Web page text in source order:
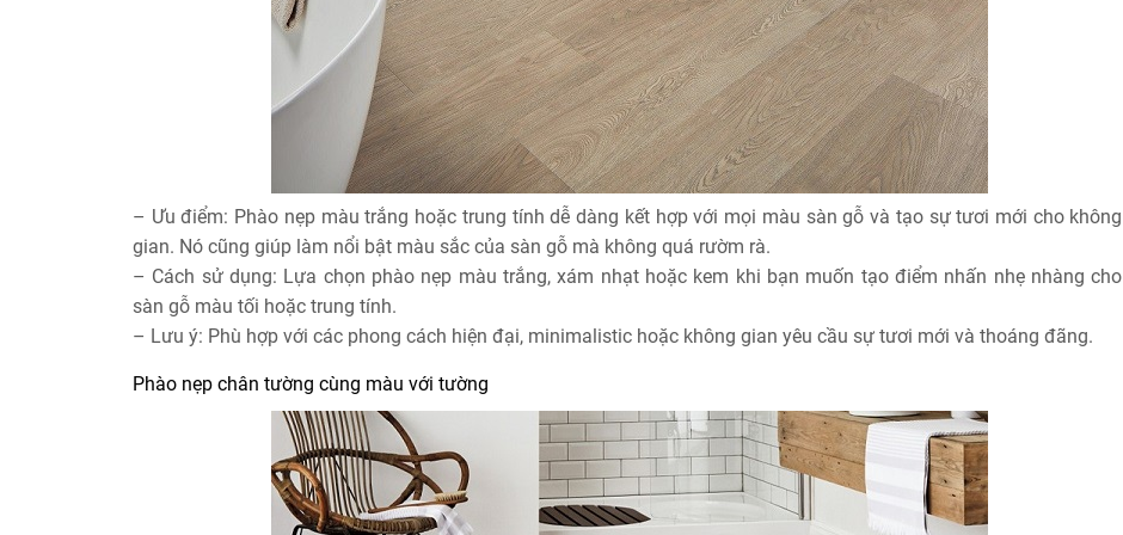
– Ưu điểm: Phào nẹp màu trắng hoặc trung tính dễ dàng kết hợp với mọi màu sàn gỗ và tạo sự tươi mới cho không
gian. Nó cũng giúp làm nổi bật màu sắc của sàn gỗ mà không quá rườm rà.
– Cách sử dụng: Lựa chọn phào nẹp màu trắng, xám nhạt hoặc kem khi bạn muốn tạo điểm nhấn nhẹ nhàng cho
sàn gỗ màu tối hoặc trung tính.
– Lưu ý: Phù hợp với các phong cách hiện đại, minimalistic hoặc không gian yêu cầu sự tươi mới và thoáng đãng.
Phào nẹp chân tường cùng màu với tường